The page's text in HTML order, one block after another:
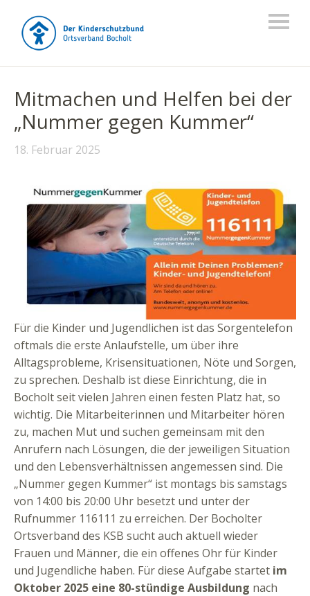
Mitmachen und Helfen bei der
„Nummer gegen Kummer“
18. Februar 2025
Für die Kinder und Jugendlichen ist das Sorgentelefon
oftmals die erste Anlaufstelle, um über ihre
Alltagsprobleme, Krisensituationen, Nöte und Sorgen,
zu sprechen. Deshalb ist diese Einrichtung, die in
Bocholt seit vielen Jahren einen festen Platz hat, so
wichtig. Die Mitarbeiterinnen und Mitarbeiter hören
zu, machen Mut und suchen gemeinsam mit den
Anrufern nach Lösungen, die der jeweiligen Situation
und den Lebensverhältnissen angemessen sind. Die
„Nummer gegen Kummer“ ist montags bis samstags
von 14:00 bis 20:00 Uhr besetzt und unter der
Rufnummer 116111 zu erreichen. Der Bocholter
Ortsverband des KSB sucht auch aktuell wieder
Frauen und Männer, die ein offenes Ohr für Kinder
und Jugendliche haben. Für diese Aufgabe startet im
Oktober 2025 eine 80-stündige Ausbildung nach